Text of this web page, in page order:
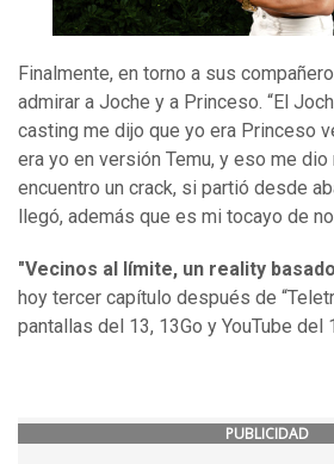
Finalmente, en torno a sus
admirar a Joche y a Princeso. “El
casting me dijo que yo era Princeso
era yo en versión Temu, y eso me
encuentro un crack, si partió desde
llegó, además que es mi tocayo de
"Vecinos al límite, un reality
hoy tercer capítulo después de
pantallas del 13, 13Go y YouTube del
PUBLICIDAD